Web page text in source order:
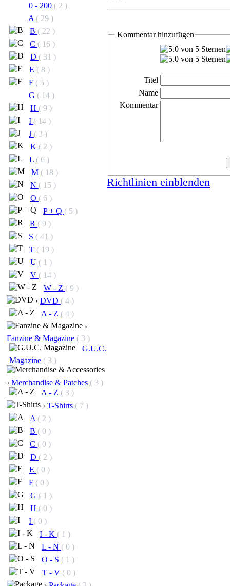
0 - 200 ( 2 )
A ( 29 )
B ( 22 )
C ( 16 )
D ( 31 )
E ( 8 )
F ( 5 )
G ( 14 )
H ( 9 )
I ( 14 )
J ( 3 )
K ( 2 )
L ( 6 )
M ( 18 )
N ( 15 )
O ( 6 )
P + Q ( 5 )
R ( 9 )
S ( 41 )
T ( 19 )
U ( 1 )
V ( 14 )
W - Z ( 9 )
› DVD ( 4 )
A - Z ( 4 )
›
Fanzine & Magazine ( 3 )
G.U.C.
Magazine ( 3 )
› Merchandise & Patches ( 3 )
A - Z ( 3 )
› T-Shirts ( 7 )
A ( 2 )
B ( 0 )
C ( 0 )
D ( 2 )
E ( 0 )
F ( 0 )
G ( 1 )
H ( 0 )
I ( 0 )
I - K ( 1 )
L - N ( 0 )
O - S ( 1 )
T - V ( 0 )
Kommentar hinzufügen
Titel
Name
Kommentar
Richtlinien einblenden